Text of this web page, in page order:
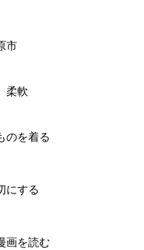
市
柔軟
のを着る
にする
画を読む